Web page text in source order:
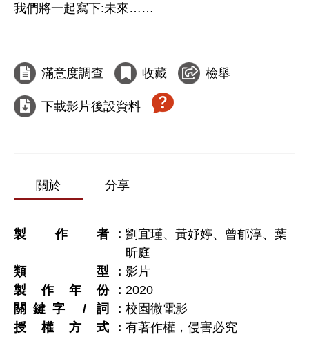
我們將一起寫下:未來……
滿意度調查 收藏 檢舉
下載影片後設資料
關於 分享
製作者
劉宜瑾、黃妤婷、曾郁淳、葉
昕庭
類型
影片
製作年份
2020
關鍵字 / 詞
校園微電影
授權方式
有著作權，侵害必究